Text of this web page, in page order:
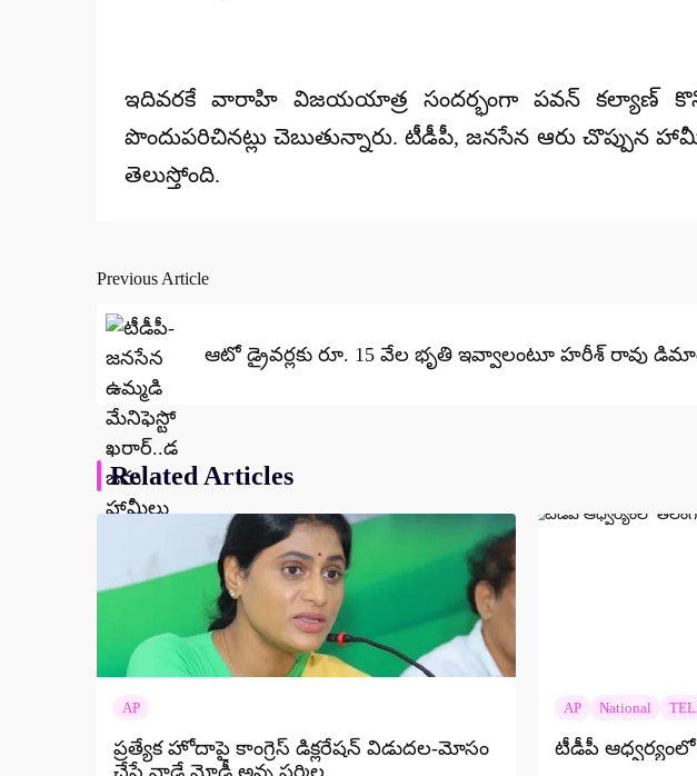
ఇదివరకే వారాహి విజయయాత్ర సందర్భంగా పవన్ కల్యాణ్
పొందుపరిచినట్లు చెబుతున్నారు. టీడీపీ, జనసేన ఆరు చొప్పున
తెలుస్తోంది.
Post
navigation
Previous Article
ఆటో డ్రైవర్లకు రూ. 15 వేల భృతి ఇవ్వాలంటూ హరీశ్ రావు
Related Articles
AP
ప్రత్యేక హోదాపై కాంగ్రెస్ డిక్లరేషన్ విడుదల-మోసం
AP National
టీడీపీ